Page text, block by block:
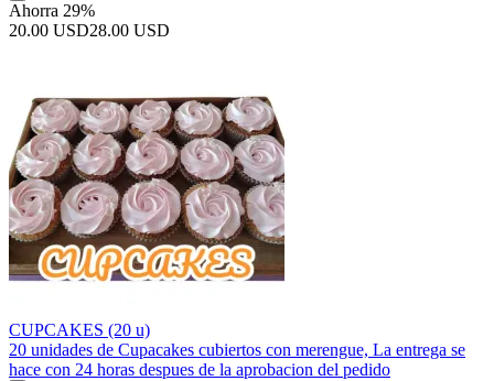
Ahorra 29%
20.00 USD28.00 USD
CUPCAKES (20 u)
20 unidades de Cupacakes cubiertos con merengue, La entrega se
hace con 24 horas despues de la aprobacion del pedido